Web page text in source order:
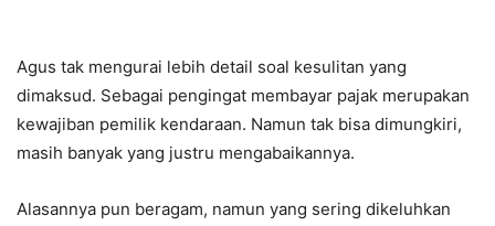
Agus tak mengurai lebih detail soal kesulitan yang
dimaksud. Sebagai pengingat membayar pajak merupakan
kewajiban pemilik kendaraan. Namun tak bisa dimungkiri,
masih banyak yang justru mengabaikannya.
Alasannya pun beragam, namun yang sering dikeluhkan